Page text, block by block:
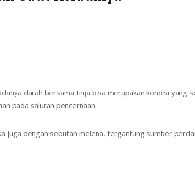
darah bersama tinja bisa merupakan kondisi yang
pada saluran pencernaan.
dengan sebutan melena, tergantung sumber